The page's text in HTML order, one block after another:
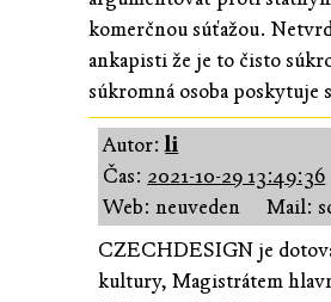
komerčnou súťažou.
ankapisti že je to čisto
súkromná osoba poskytuje
Autor:li
Čas: 2021-10-29 13:49:36
Web: neuveden
Mail:
CZECHDESIGN je
kultury, Magistrátem